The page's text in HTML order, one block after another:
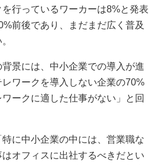
行っているワーカーは8%と発表
前後であり、まだまだ広く普及
景には、中小企業での導入が進
ワークを導入しない企業の70%
ークに適した仕事がない」と回
に中小企業の中には、営業職な
オフィスに出社するべきだとい